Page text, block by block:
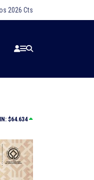
2026 Cts
sert kayaya çarptı
$64.634